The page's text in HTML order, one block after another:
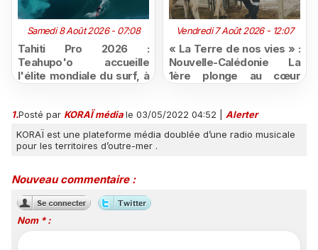
Samedi 8 Août 2026 - 07:08
Tahiti Pro 2026 :
Teahupo'o accueille
l'élite mondiale du surf, à
Vendredi 7 Août 2026 - 12:07
« La Terre de nos vies » :
Nouvelle-Calédonie La
1ère plonge au cœur
1.Posté par KORAÏ médiale 03/05/2022 04:52
Alerter
KORAÏ est une plateforme média doublée d’une radio musicale
pour les territoires d’outre-mer .
Nouveau commentaire :
Nom * :